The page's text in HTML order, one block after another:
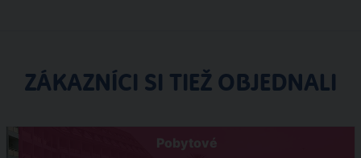
ZÁKAZNÍCI SI TIEŽ OBJEDNALI
Pobytové